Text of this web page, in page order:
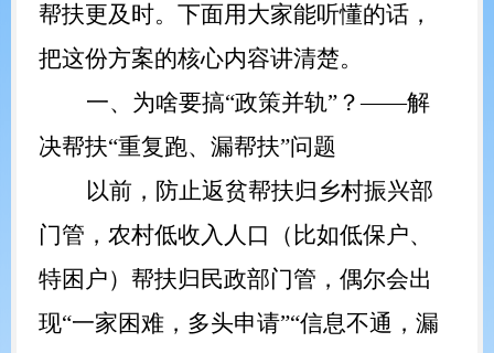
帮扶更及时。下面用大家能听懂的话，
把这份方案的核心内容讲清楚。
一、为啥要搞“政策并轨”？——解
决帮扶“重复跑、漏帮扶”问题
以前，防止返贫帮扶归乡村振兴部
门管，农村低收入人口（比如低保户、
特困户）帮扶归民政部门管，偶尔会出
现“一家困难，多头申请”“信息不通，漏